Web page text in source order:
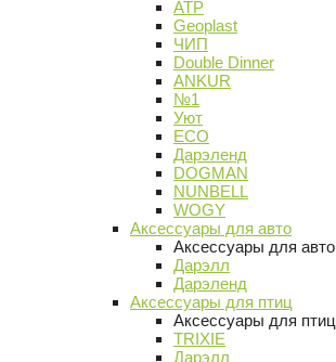
АТР
Geoplast
ЧИП
Double Dinner
ANKUR
№1
Уют
ECO
Дарэленд
DOGMAN
NUNBELL
WOGY
Аксессуары для авто
Аксессуары для авто
Дарэлл
Дарэленд
Аксессуары для птиц
Аксессуары для птиц
TRIXIE
Дарэлл